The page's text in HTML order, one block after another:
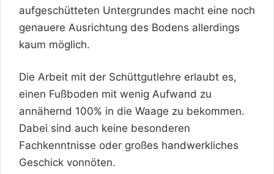
aufgeschütteten Untergrundes macht eine noch
genauere Ausrichtung des Bodens allerdings
kaum möglich.
Die Arbeit mit der Schüttgutlehre erlaubt es,
einen Fußboden mit wenig Aufwand zu
annähernd 100% in die Waage zu bekommen.
Dabei sind auch keine besonderen
Fachkenntnisse oder großes handwerkliches
Geschick vonnöten.